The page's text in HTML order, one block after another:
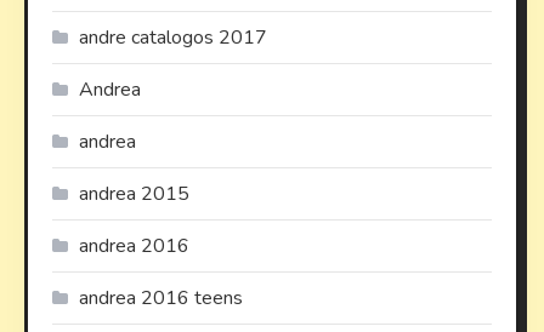
andre catalogos 2017
Andrea
andrea
andrea 2015
andrea 2016
andrea 2016 teens